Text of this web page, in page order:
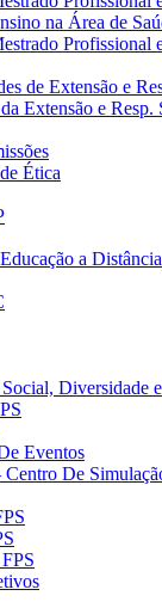
na Área de
Profissional
de Extensão e
Extensão e Resp.
Ética
a Distância
Diversidade
Eventos
De